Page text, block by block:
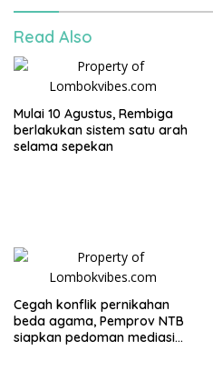
Read Also
Mulai 10 Agustus, Rembiga
berlakukan sistem satu arah
selama sepekan
Cegah konflik pernikahan
beda agama, Pemprov NTB
siapkan pedoman mediasi